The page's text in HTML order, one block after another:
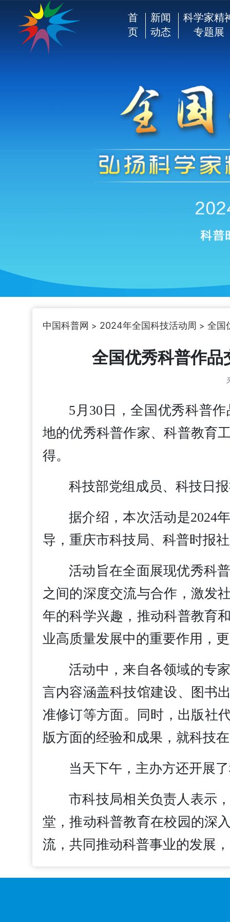
首
页
新闻
动态
科学家精
专题展
中国科普网 > 2024年全国科技活动周 > 全国
全国优秀科普作品
5月30日，全国优秀科普
地的优秀科普作家、科普教育
得。
科技部党组成员、科技日
据介绍，本次活动是2024
导，重庆市科技局、科普时报
活动旨在全面展现优秀科
之间的深度交流与合作，激发
年的科学兴趣，推动科普教育
业高质量发展中的重要作用，
活动中，来自各领域的专
言内容涵盖科技馆建设、图书
准修订等方面。同时，出版社
版方面的经验和成果，就科技
当天下午，主办方还开展
市科技局相关负责人表示
堂，推动科普教育在校园的深
流，共同推动科普事业的发展